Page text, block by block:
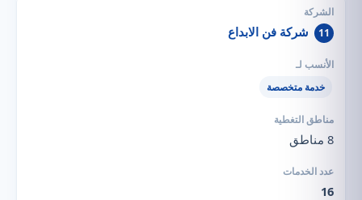
11 شركة فن الابداع
خدمة متخصصة
8 مناطق
16